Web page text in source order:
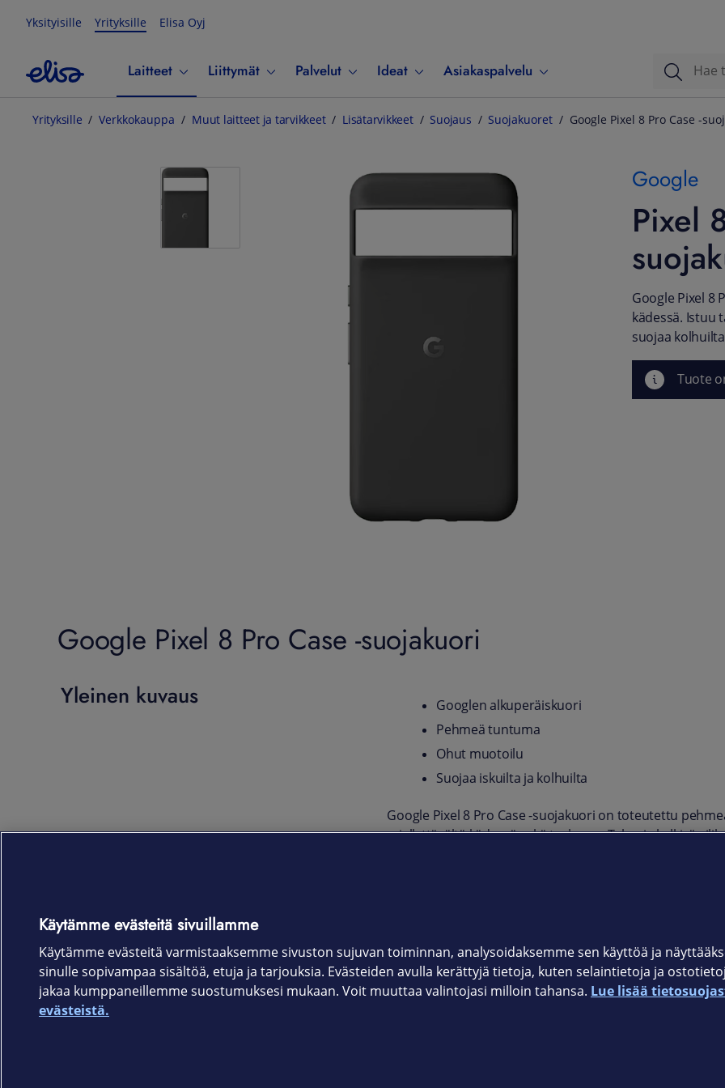
Yksityisille Yrityksille Elisa Oyj
Laitteet Liittymät Palvelut Ideat Asiakaspalvelu
Yrityksille Verkkokauppa Muut laitteet ja tarvikkeet Lisätarvikkeet Suojaus Suojakuoret Google Pixel 8 Pro Case -
Google
Pixel
Google Pixel 8
kädessä. Istuu
suojaa
Tuote
Google Pixel 8 Pro Case -suojakuori
Yleinen kuvaus
Googlen alkuperäiskuori
Pehmeä tuntuma
Ohut muotoilu
Suojaa iskuilta ja kolhuilta
Google Pixel 8 Pro Case -suojakuori on toteutettu
miellyttävältä kädessä sekä taskussa. Tahroja hylkivä
Käytämme evästeitä sivuillamme
Käytämme evästeitä varmistaaksemme sivuston sujuvan toiminnan, analysoidaksemme sen käyttöä ja
sinulle sopivampaa sisältöä, etuja ja tarjouksia. Evästeiden avulla kerättyjä tietoja, kuten selaintietoja ja
jakaa kumppaneillemme suostumuksesi mukaan. Voit muuttaa valintojasi milloin tahansa. Lue lisää
evästeistä.